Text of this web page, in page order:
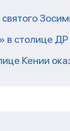
столице ДР
Кении